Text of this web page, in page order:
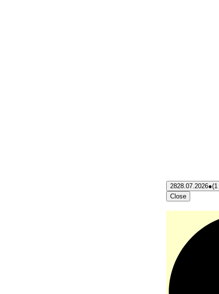
2828.07.2026●(1
Close